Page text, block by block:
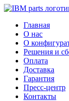
Главная
О нас
О
Решения и
Оплата
Доставка
Гарантия
Пресс-центр
Контакты